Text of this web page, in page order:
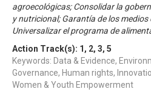
agroecológicas; Consolidar la
y nutricional; Garantía de los medios
Universalizar el programa de
Action Track(s): 1 , 2, 3, 5
Keywords: Data & Evidence,
Governance, Human rights,
Women & Youth Empowerment